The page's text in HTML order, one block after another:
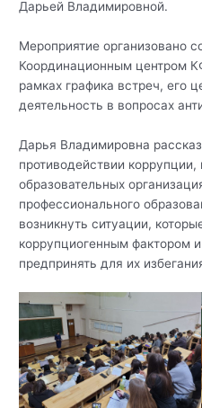
Дарьей Владимировной.
Мероприятие организовано
Координационным центром
рамках графика встреч, его
деятельность в вопросах
Дарья Владимировна
противодействии коррупции,
образовательных
профессионального
возникнуть ситуации,
коррупциогенным фактором
предпринять для их